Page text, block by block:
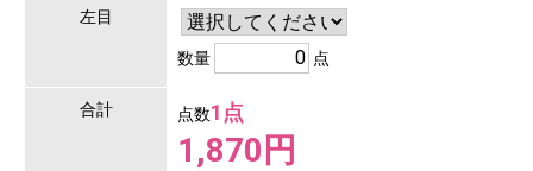
左目
数量 点
合計 点数1点
1,870円